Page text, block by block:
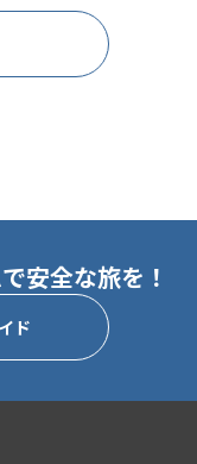
安全な旅を！
ド